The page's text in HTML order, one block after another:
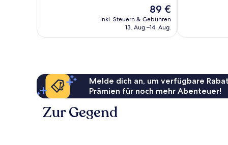
Der
Preis
beträgt
89 €
inkl. Steuern & Gebühren
13. Aug.–14. Aug.
Melde dich an, um verfügbare
Prämien für noch mehr Abenteuer!
Zur Gegend